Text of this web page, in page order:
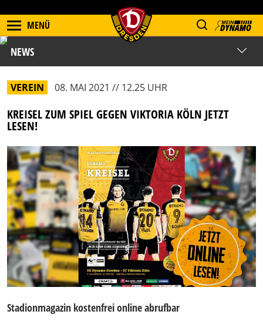
MENÜ
NEWS
VEREIN 08. MAI 2021 // 12.25 UHR
KREISEL ZUM SPIEL GEGEN VIKTORIA KÖLN JETZT
LESEN!
Stadionmagazin kostenfrei online abrufbar